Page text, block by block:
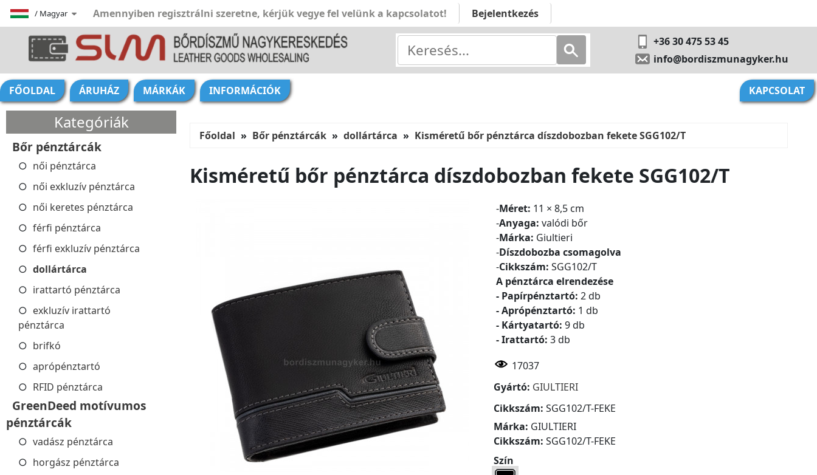
/ Magyar Amennyiben regisztrálni szeretne, kérjük vegye fel velünk a kapcsolatot! Bejelentkezés
+36 30 475 53 45
info@bordiszmunagyker.hu
FŐOLDAL ÁRUHÁZ MÁRKÁK INFORMÁCIÓK KAPCSOLAT
Kategóriák
Bőr pénztárcák
női pénztárca
női exkluzív pénztárca
női keretes pénztárca
férfi pénztárca
férfi exkluzív pénztárca
dollártárca
irattartó pénztárca
exkluzív irattartó
pénztárca
brifkó
aprópénztartó
RFID pénztárca
GreenDeed motívumos
pénztárcák
vadász pénztárca
horgász pénztárca
Főoldal Bőr pénztárcák dollártárca Kisméretű bőr pénztárca díszdobozban fekete SGG102/T
Kisméretű bőr pénztárca díszdobozban fekete SGG102/T
-Méret: 11 × 8,5 cm
-Anyaga: valódi bőr
-Márka: Giultieri
-Díszdobozba csomagolva
-Cikkszám: SGG102/T
A pénztárca elrendezése
- Papírpénztartó: 2 db
- Aprópénztartó: 1 db
- Kártyatartó: 9 db
- Irattartó: 3 db
17037
Gyártó: GIULTIERI
Cikkszám: SGG102/T-FEKE
Márka: GIULTIERI
Cikkszám: SGG102/T-FEKE
Szín